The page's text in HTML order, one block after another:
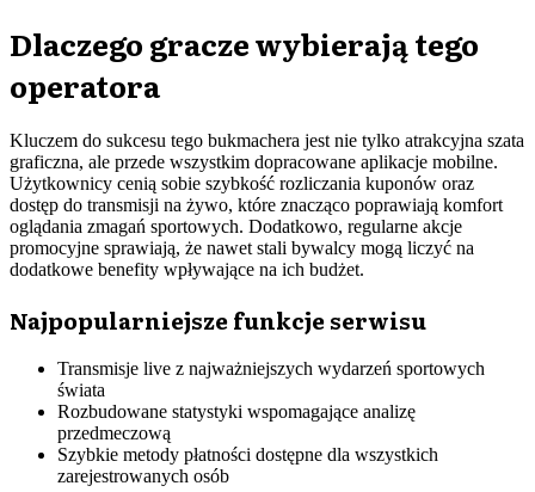
Dlaczego gracze wybierają tego
operatora
Kluczem do sukcesu tego bukmachera jest nie tylko atrakcyjna szata
graficzna, ale przede wszystkim dopracowane aplikacje mobilne.
Użytkownicy cenią sobie szybkość rozliczania kuponów oraz
dostęp do transmisji na żywo, które znacząco poprawiają komfort
oglądania zmagań sportowych. Dodatkowo, regularne akcje
promocyjne sprawiają, że nawet stali bywalcy mogą liczyć na
dodatkowe benefity wpływające na ich budżet.
Najpopularniejsze funkcje serwisu
Transmisje live z najważniejszych wydarzeń sportowych
świata
Rozbudowane statystyki wspomagające analizę
przedmeczową
Szybkie metody płatności dostępne dla wszystkich
zarejestrowanych osób